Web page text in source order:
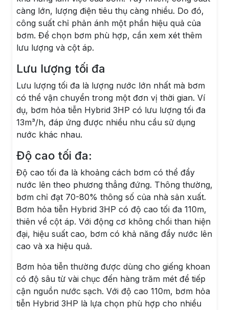
càng lớn, lượng điện tiêu thụ càng nhiều. Do đó,
công suất chỉ phản ánh một phần hiệu quả của
bơm. Để chọn bơm phù hợp, cần xem xét thêm
lưu lượng và cột áp.
Lưu lượng tối đa
Lưu lượng tối đa là lượng nước lớn nhất mà bơm
có thể vận chuyển trong một đơn vị thời gian. Ví
dụ, bơm hỏa tiễn Hybrid 3HP có lưu lượng tối đa
13m³/h, đáp ứng được nhiều nhu cầu sử dụng
nước khác nhau.
Độ cao tối đa:
Độ cao tối đa là khoảng cách bơm có thể đẩy
nước lên theo phương thẳng đứng. Thông thường,
bơm chỉ đạt 70-80% thông số của nhà sản xuất.
Bơm hỏa tiễn Hybrid 3HP có độ cao tối đa 110m,
thiên về cột áp. Với động cơ không chổi than hiện
đại, hiệu suất cao, bơm có khả năng đẩy nước lên
cao và xa hiệu quả.
Bơm hỏa tiễn thường được dùng cho giếng khoan
có độ sâu từ vài chục đến hàng trăm mét để tiếp
cận nguồn nước sạch. Với độ cao 110m, bơm hỏa
tiễn Hybrid 3HP là lựa chọn phù hợp cho nhiều